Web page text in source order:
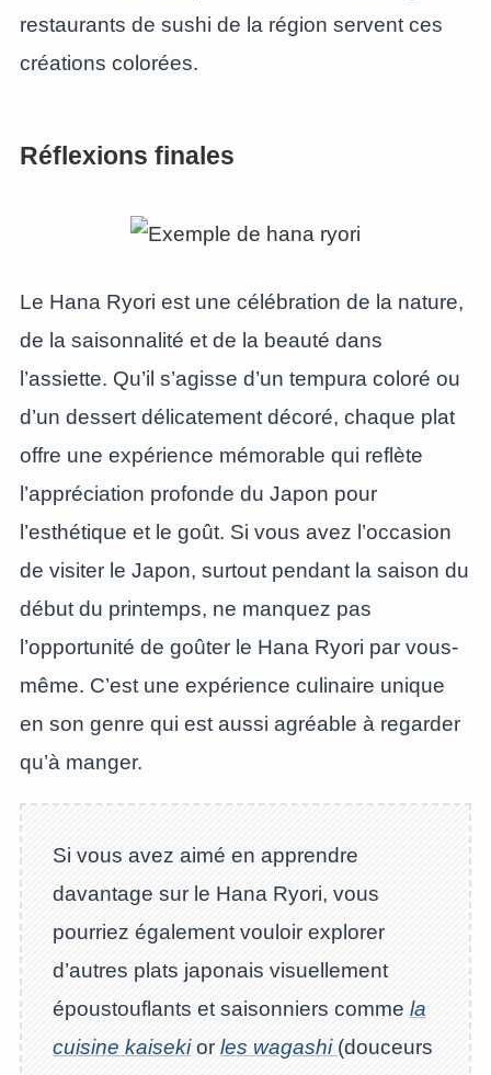
restaurants de sushi de la région servent ces
créations colorées.
Réflexions finales
Le Hana Ryori est une célébration de la nature,
de la saisonnalité et de la beauté dans
l’assiette. Qu’il s’agisse d’un tempura coloré ou
d’un dessert délicatement décoré, chaque plat
offre une expérience mémorable qui reflète
l’appréciation profonde du Japon pour
l’esthétique et le goût. Si vous avez l’occasion
de visiter le Japon, surtout pendant la saison du
début du printemps, ne manquez pas
l’opportunité de goûter le Hana Ryori par vous-
même. C’est une expérience culinaire unique
en son genre qui est aussi agréable à regarder
qu’à manger.
Si vous avez aimé en apprendre
davantage sur le Hana Ryori, vous
pourriez également vouloir explorer
d’autres plats japonais visuellement
époustouflants et saisonniers commela
cuisine kaisekiorles wagashi (douceurs